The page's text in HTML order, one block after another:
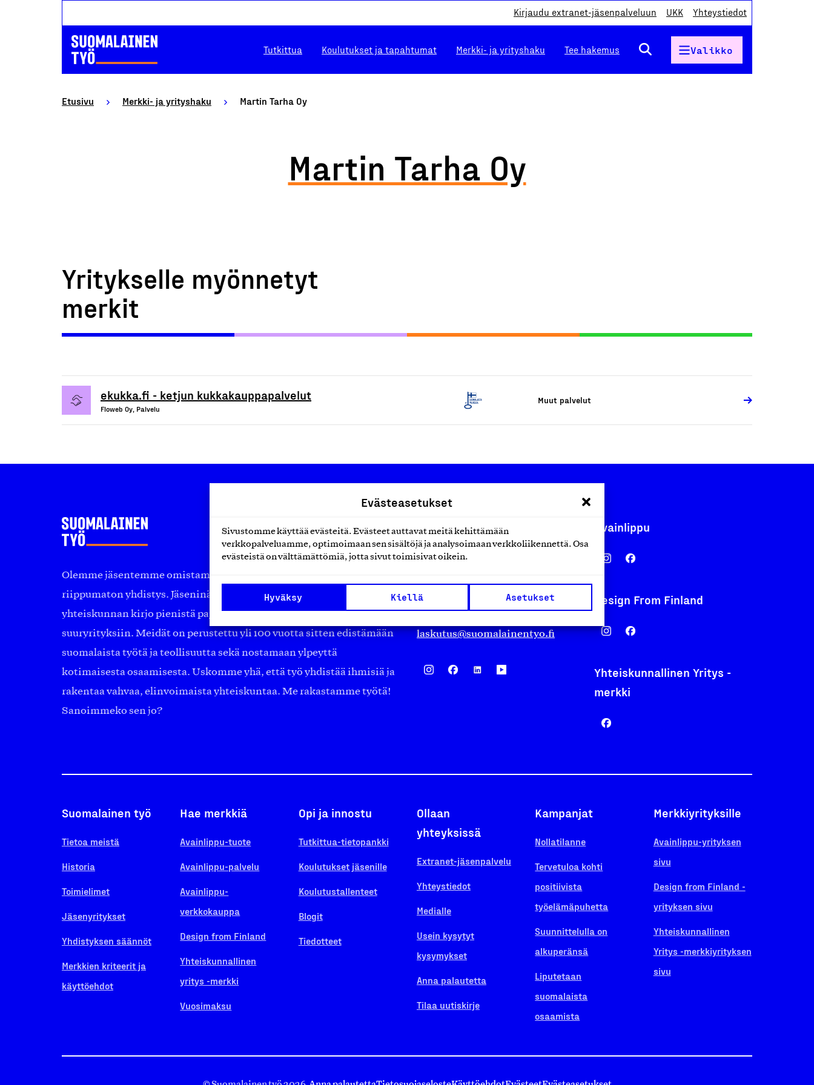
Evästeasetukset
Sivustomme käyttää evästeitä. Evästeet auttavat meitä kehittämään
verkkopalveluamme, optimoimaan sen sisältöjä ja analysoimaan verkkoliikennettä. Osa
evästeistä on välttämättömiä, jotta sivut toimisivat oikein.
Hyväksy Kiellä Asetukset
Kirjaudu extranet-jäsenpalveluun UKK Yhteystiedot
Tutkittua Koulutukset ja tapahtumat Merkki- ja yrityshaku Tee hakemus Valikko
Etusivu Merkki- ja yrityshaku Martin Tarha Oy
Martin Tarha Oy
Yritykselle myönnetyt
merkit
ekukka.fi - ketjun kukkakauppapalvelut
Floweb Oy, Palvelu
Muut palvelut
Olemme jäsentemme omistama puolueeton, työmarkkinajärjestöistä
riippumaton yhdistys. Jäseninämme on koko suomalaisen
yhteiskunnan kirjo pienistä pajoista ja yhteisöistä kansainvälisiin
suuryrityksiin. Meidät on perustettu yli 100 vuotta sitten edistämään
suomalaista työtä ja teollisuutta sekä nostamaan ylpeyttä
kotimaisesta osaamisesta. Uskomme yhä, että työ yhdistää ihmisiä ja
rakentaa vahvaa, elinvoimaista yhteiskuntaa. Me rakastamme työtä!
Sanoimmeko sen jo?
Suomalainen työ ry
Eteläranta 14,
Finland
asiakaspalvelu@suomalainentyo.fi
laskutus@suomalainentyo.fi
Avainlippu
Design From Finland
Yhteiskunnallinen Yritys -
merkki
Suomalainen työ
Tietoa meistä
Historia
Toimielimet
Jäsenyritykset
Yhdistyksen säännöt
Merkkien kriteerit ja
käyttöehdot
Hae merkkiä
Avainlippu-tuote
Avainlippu-palvelu
Avainlippu-
verkkokauppa
Design from Finland
Yhteiskunnallinen
yritys -merkki
Vuosimaksu
Opi ja innostu
Tutkittua-tietopankki
Koulutukset jäsenille
Koulutustallenteet
Blogit
Tiedotteet
Ollaan
yhteyksissä
Extranet-jäsenpalvelu
Yhteystiedot
Medialle
Usein kysytyt
kysymykset
Anna palautetta
Tilaa uutiskirje
Kampanjat
Nollatilanne
Tervetuloa kohti
positiivista
työelämäpuhetta
Suunnittelulla on
alkuperänsä
Liputetaan
suomalaista
osaamista
Merkkiyrityksille
Avainlippu-yrityksen
sivu
Design from Finland -
yrityksen sivu
Yhteiskunnallinen
Yritys -merkkiyrityksen
sivu